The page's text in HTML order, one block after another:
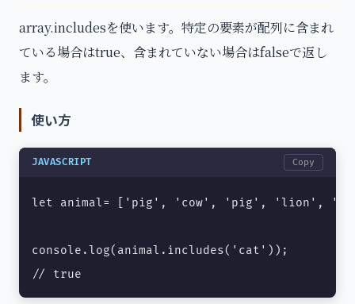
array.includesを使います。特定の要素が配列に含まれ
ている場合はtrue、含まれていない場合はfalseで返し
ます。
使い方
JAVASCRIPT Copy
let animal= ['pig', 'cow', 'pig', 'lion',
console.log(animal.includes('cat'));
// true